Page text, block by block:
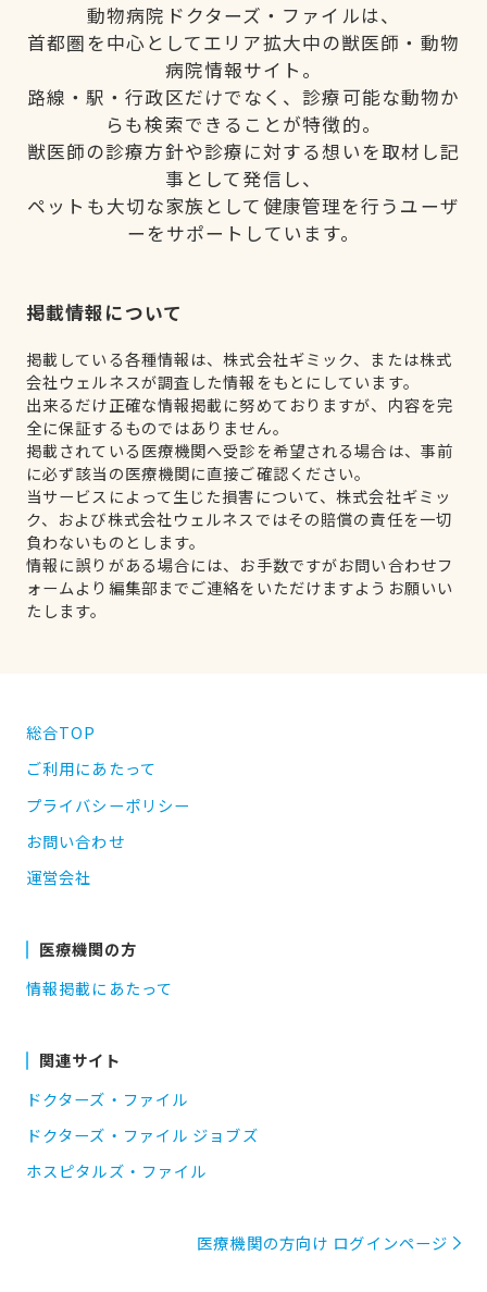
動物病院ドクターズ・ファイルは、
首都圏を中心としてエリア拡大中の獣医師・動物
病院情報サイト。
路線・駅・行政区だけでなく、診療可能な動物か
らも検索できることが特徴的。
獣医師の診療方針や診療に対する想いを取材し記
事として発信し、
ペットも大切な家族として健康管理を行うユーザ
ーをサポートしています。
掲載情報について
掲載している各種情報は、株式会社ギミック、または株式
会社ウェルネスが調査した情報をもとにしています。
出来るだけ正確な情報掲載に努めておりますが、内容を完
全に保証するものではありません。
掲載されている医療機関へ受診を希望される場合は、事前
に必ず該当の医療機関に直接ご確認ください。
当サービスによって生じた損害について、株式会社ギミッ
ク、および株式会社ウェルネスではその賠償の責任を一切
負わないものとします。
情報に誤りがある場合には、お手数ですがお問い合わせフ
ォームより編集部までご連絡をいただけますようお願いい
たします。
総合TOP
ご利用にあたって
プライバシーポリシー
お問い合わせ
運営会社
医療機関の方
情報掲載にあたって
関連サイト
ドクターズ・ファイル
ドクターズ・ファイル ジョブズ
ホスピタルズ・ファイル
医療機関の方向け ログインページ